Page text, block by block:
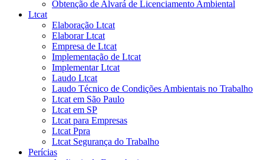
Obtenção de Alvará de Licenciamento Ambiental
Ltcat
Elaboração Ltcat
Elaborar Ltcat
Empresa de Ltcat
Implementação de Ltcat
Implementar Ltcat
Laudo Ltcat
Laudo Técnico de Condições Ambientais no Trabalho
Ltcat em São Paulo
Ltcat em SP
Ltcat para Empresas
Ltcat Ppra
Ltcat Segurança do Trabalho
Perícias